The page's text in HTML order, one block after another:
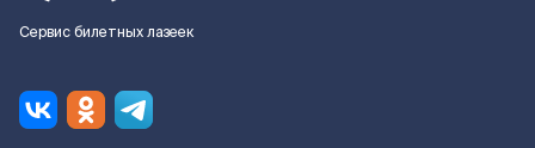
Сервис билетных лазеек